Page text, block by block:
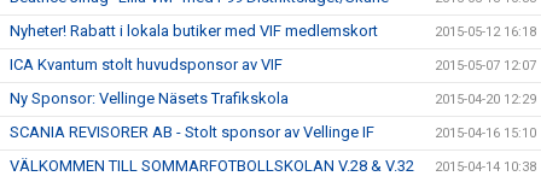
Nyheter! Rabatt i lokala butiker med VIF medlemskort 2015-05-12 16:18
ICA Kvantum stolt huvudsponsor av VIF 2015-05-07 12:07
Ny Sponsor: Vellinge Näsets Trafikskola 2015-04-20 12:29
SCANIA REVISORER AB - Stolt sponsor av Vellinge IF 2015-04-16 15:10
VÄLKOMMEN TILL SOMMARFOTBOLLSKOLAN V.28 & V.32 2015-04-14 10:38